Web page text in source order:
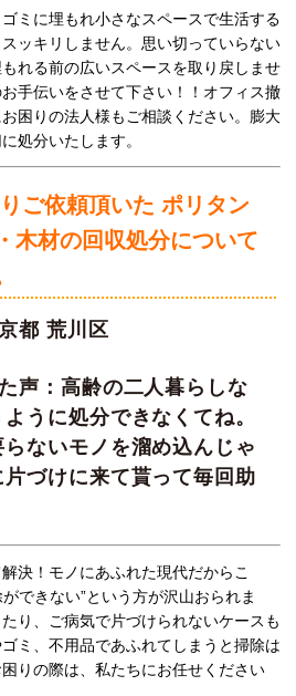
ミに埋もれ小さなスペースで生活する
ッキリしません。思い切っていらない
れる前の広いスペースを取り戻しませ
手伝いをさせて下さい！！オフィス撤
困りの法人様もご相談ください。膨大
処分いたします。
ご依頼頂いた ポリタン
木材の回収処分について
都 荒川区
声：高齢の二人暮らしな
うに処分できなくてね。
ないモノを溜め込んじゃ
づけに来て貰って毎回助
決！モノにあふれた現代だからこ
できない”という方が沢山おられま
り、ご病気で片づけられないケースも
ミ、不用品であふれてしまうと掃除は
りの際は、私たちにお任せください